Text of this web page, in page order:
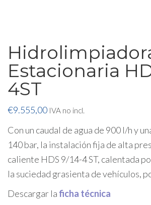
Estacionaria
4ST
€9.555,00 IVA no incl.
Con un caudal de agua de 900 l/h y
140 bar, la instalación fija de alta
caliente HDS 9/14-4 ST, calentada
la suciedad grasienta de vehículos,
Descargar laficha técnica